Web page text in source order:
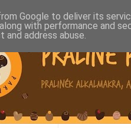
Google to deliver its
with performance and
address abuse.